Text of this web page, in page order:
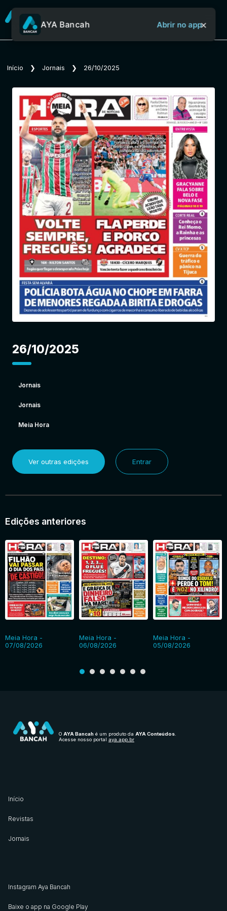
Sobre o Aya Bancah
Início
Revistas
Jornais
Notícias
Entrar
AYA Bancah Abrir no app×
Início ❯ Jornais ❯ 26/10/2025
26/10/2025
Jornais
Jornais
Meia Hora
Ver outras edições Entrar
Edições anteriores
Meia Hora -
07/08/2026
Meia Hora -
06/08/2026
Meia Hora -
05/08/2026
O AYA Bancah é um produto da AYA Conteúdos.
Acesse nosso portal aya.app.br
Início
Revistas
Jornais
Instagram Aya Bancah
Baixe o app na Google Play